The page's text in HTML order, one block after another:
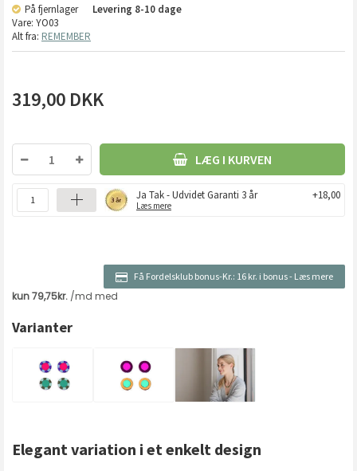
På fjernlager Levering 8-10 dage
Vare: YO03
Alt fra: REMEMBER
319,00 DKK
LÆG I KURVEN
Ja Tak - Udvidet Garanti 3 år
Læs mere
+18,00
Få Fordelsklub bonus-Kr.: 16 kr. i bonus- Læs mere
Varianter
Elegant variation i et enkelt design